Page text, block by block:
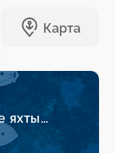
яхты...